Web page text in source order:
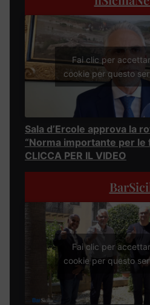
Fai clic per
cookie per questo
Sala d’Ercole approva la
“Norma importante per le
CLICCA PER IL VIDEO
Fai clic per
cookie per questo